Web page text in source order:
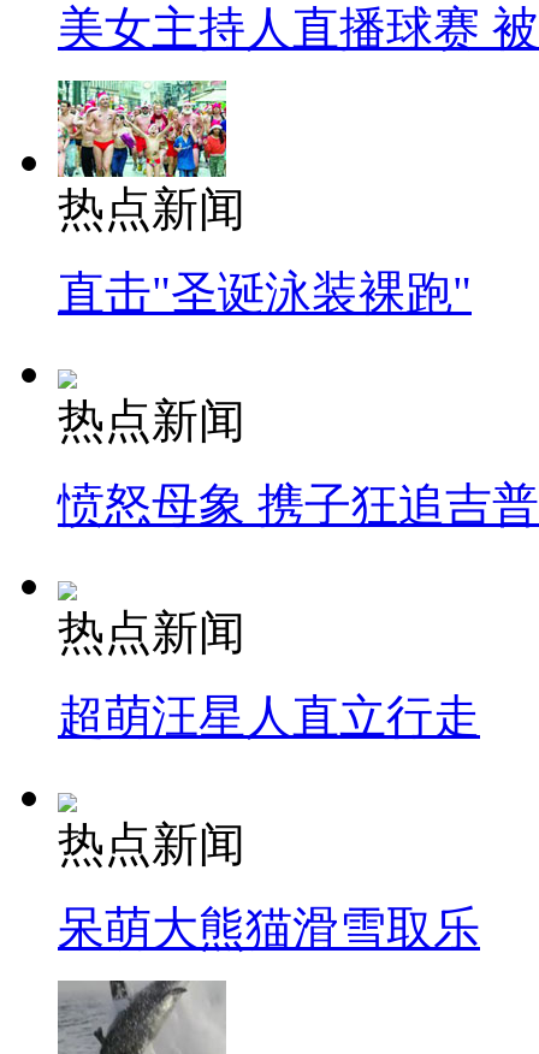
美女主持人直播球赛
热点新闻
直击"圣诞泳装裸跑"
热点新闻
愤怒母象 携子狂追吉
热点新闻
超萌汪星人直立行走
热点新闻
呆萌大熊猫滑雪取乐